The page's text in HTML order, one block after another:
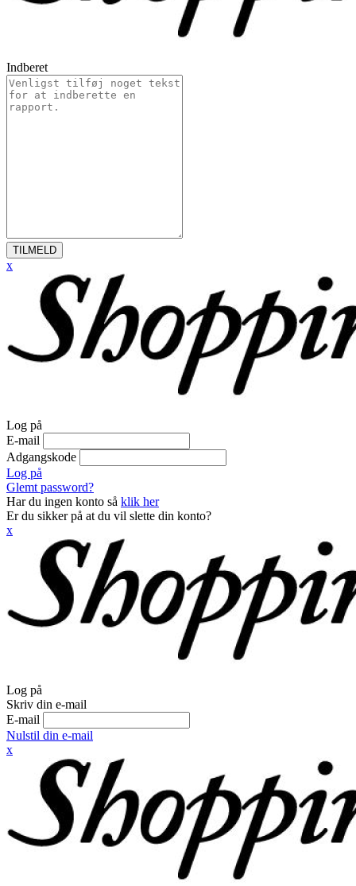
Indberet
TILMELD
x
Log på
E-mail
Adgangskode
Log på
Glemt password?
Har du ingen konto så klik her
Er du sikker på at du vil slette din konto?
x
Log på
Skriv din e-mail
E-mail
Nulstil din e-mail
x